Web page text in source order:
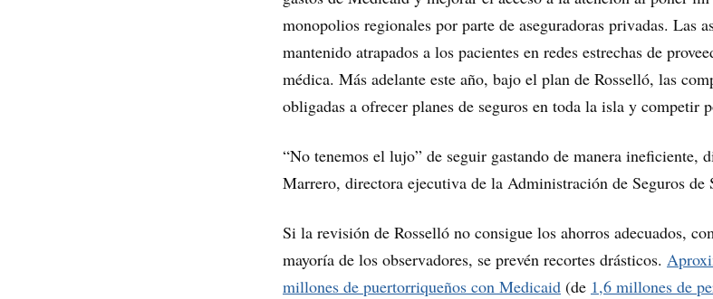
monopolios regionales por parte de aseguradoras privadas. Las
mantenido atrapados a los pacientes en redes estrechas de
médica. Más adelante este año, bajo el plan de Rosselló, las
obligadas a ofrecer planes de seguros en toda la isla y competir
“No tenemos el lujo” de seguir gastando de manera ineficiente,
Marrero, directora ejecutiva de la Administración de Seguros de
Si la revisión de Rosselló no consigue los ahorros adecuados,
mayoría de los observadores, se prevén recortes drásticos.
millones de puertorriqueños con Medicaid (de 1,6 millones de